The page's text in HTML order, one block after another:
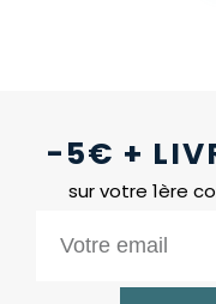
-5€ +
sur votre 1ère